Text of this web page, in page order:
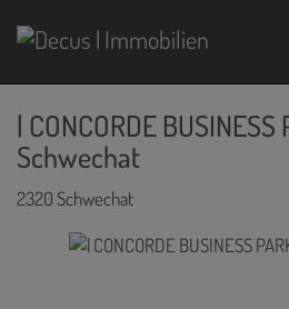
| CONCORDE BUSINESS
Schwechat
2320 Schwechat